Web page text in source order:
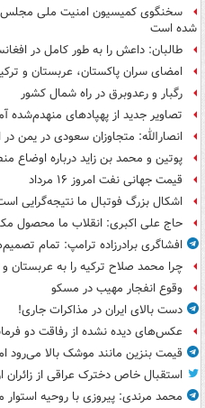
سخنگوی کمیسیون امنیت ملی
شده است
طالبان: داعش را به طور کامل در
امضای سران پاکستان، عربستان و
رگبار و رعدوبرق در راه شمال کشور
تصاویر جدید از پهپادهای منهدم‌شده
انصارالله: متجاوزان سعودی در یمن در
پوتین و محمد بن زاید درباره اوضاع
قیمت جهانی نفت امروز ۱۶ مرداد
اشکال بزرگ فوتبال ما نتیجه‌گرایی
حاج علی اکبری: انقلاب ما محصول
افشاگری برادرزاده ترامپ: تمام
چرا محمد صلاح ترکیه را به عربستان و
وقوع انفجار مهیب در مسکو
دست بالای ایران در مذاکرات جاری!
عکس‌های دیده نشده از رفاقت دو
قیمت بنزین مانند موشک بالا می‌رود
استقبال خاص دخترک عراقی از زائران
محمد مرندی: پیروزی با روحیه